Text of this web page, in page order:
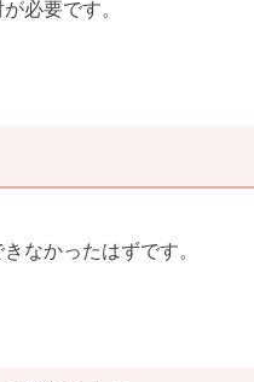
必要です。
なかったはずです。